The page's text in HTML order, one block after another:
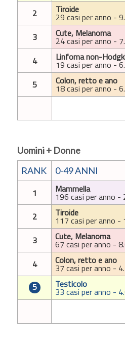
2
Tiroide
29 casi per anno -
3
Cute, Melanoma
24 casi per anno -
4
Linfoma non-
19 casi per anno -
5
Colon, retto e ano
18 casi per anno -
Uomini + Donne
RANK
0-49 ANNI
1 Mammella
196 casi per anno -
2
Tiroide
117 casi per anno -
3
Cute, Melanoma
67 casi per anno -
4
Colon, retto e ano
37 casi per anno -
5
Testicolo
33 casi per anno -